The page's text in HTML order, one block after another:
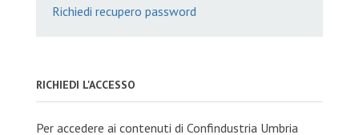
Richiedi recupero password
RICHIEDI L'ACCESSO
Per accedere ai contenuti di Confindustria Umbria